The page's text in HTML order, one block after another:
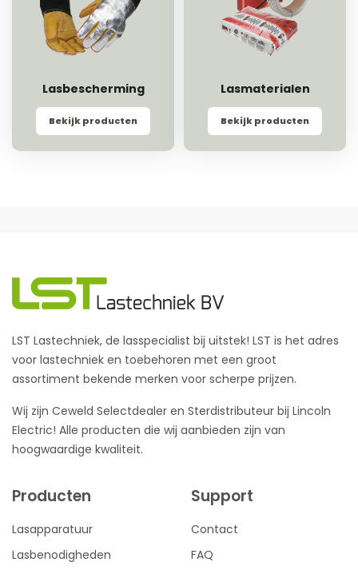
Lasbescherming
Bekijk producten
Lasmaterialen
Bekijk producten
LST Lastechniek, de lasspecialist bij uitstek! LST is het adres
voor lastechniek en toebehoren met een groot
assortiment bekende merken voor scherpe prijzen.
Wij zijn Ceweld Selectdealer en Sterdistributeur bij Lincoln
Electric! Alle producten die wij aanbieden zijn van
hoogwaardige kwaliteit.
Producten
Lasapparatuur
Lasbenodigheden
Support
Contact
FAQ